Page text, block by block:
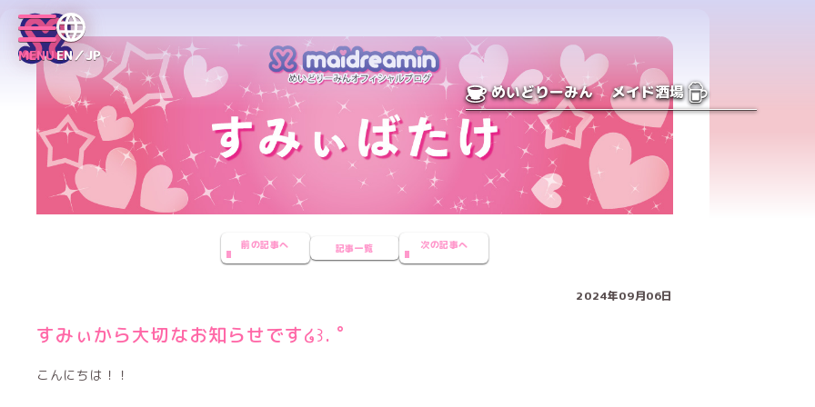
MENUEN／JP
めいどりーみん メイド酒場
前の記事へ 記事一覧 次の記事へ
2024年09月06日
すみぃから大切なお知らせです໒꒱. ﾟ
こんにちは！！